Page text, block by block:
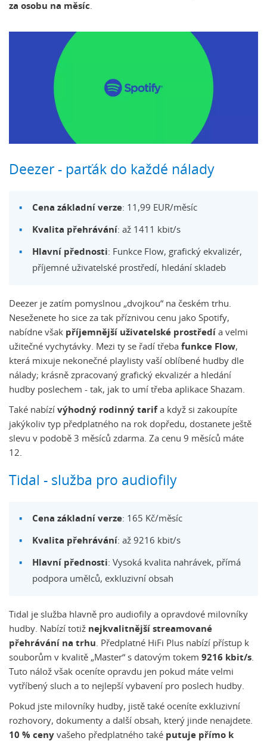
za osobu na měsíc.
Deezer - parťák do každé nálady
Cena základní verze: 11,99 EUR/měsíc
Kvalita přehrávání: až 1411 kbit/s
Hlavní přednosti: Funkce Flow, grafický ekvalizér,
příjemné uživatelské prostředí, hledání skladeb
Deezer je zatím pomyslnou „dvojkou“ na českém trhu.
Neseženete ho sice za tak příznivou cenu jako Spotify,
nabídne však příjemnější uživatelské prostředí a velmi
užitečné vychytávky. Mezi ty se řadí třeba funkce Flow,
která mixuje nekonečné playlisty vaší oblíbené hudby dle
nálady; krásně zpracovaný grafický ekvalizér a hledání
hudby poslechem - tak, jak to umí třeba aplikace Shazam.
Také nabízí výhodný rodinný tarif a když si zakoupíte
jakýkoliv typ předplatného na rok dopředu, dostanete ještě
slevu v podobě 3 měsíců zdarma. Za cenu 9 měsíců máte
12.
Tidal - služba pro audiofily
Cena základní verze: 165 Kč/měsíc
Kvalita přehrávání: až 9216 kbit/s
Hlavní přednosti: Vysoká kvalita nahrávek, přímá
podpora umělců, exkluzivní obsah
Tidal je služba hlavně pro audiofily a opravdové milovníky
hudby. Nabízí totiž nejkvalitnější streamované
přehrávání na trhu. Předplatné HiFi Plus nabízí přístup k
souborům v kvalitě „Master“ s datovým tokem 9216 kbit/s.
Tuto nálož však oceníte opravdu jen pokud máte velmi
vytříbený sluch a to nejlepší vybavení pro poslech hudby.
Pokud jste milovníky hudby, jistě také oceníte exkluzivní
rozhovory, dokumenty a další obsah, který jinde nenajdete.
10 % ceny vašeho předplatného také putuje přímo k